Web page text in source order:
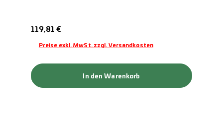
Regulärer Preis:
119,81 €
Preise exkl. MwSt. zzgl. Versandkosten
In den Warenkorb